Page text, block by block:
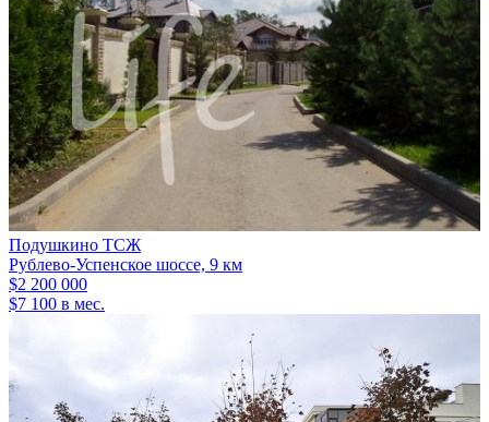
Подушкино ТСЖ
Рублево-Успенское шоссе, 9 км
$2 200 000
$7 100 в мес.